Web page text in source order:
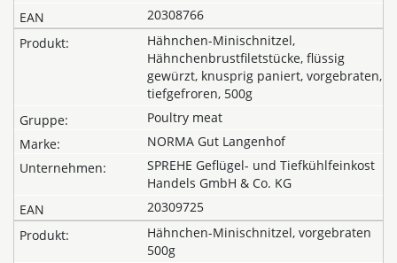
20308766
Hähnchen-Minischnitzel,
Hähnchenbrustfiletstücke, flüssig
gewürzt, knusprig paniert, vorgebraten,
tiefgefroren, 500g
Poultry meat
NORMA Gut Langenhof
SPREHE Geflügel- und Tiefkühlfeinkost
Handels GmbH & Co. KG
20309725
Hähnchen-Minischnitzel, vorgebraten
500g